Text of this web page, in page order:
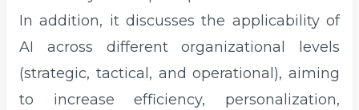
In addition, it discusses the applicability of
AI across different organizational levels
(strategic, tactical, and operational), aiming
to increase efficiency, personalization,